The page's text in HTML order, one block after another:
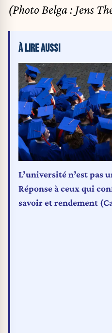
(Photo Belga : Jens
À LIRE AUSSI
L’université n’est pas
Réponse à ceux qui
savoir et rendement